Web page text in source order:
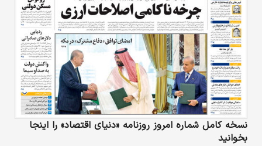
نسخه کامل شماره امروز روزنامه «دنیای‌ اقتصاد» را اینجا
بخوانید